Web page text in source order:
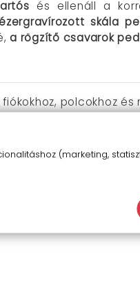
és ellenáll a
skála
a rögzítő csavarok
polcokhoz és
sarkok
(marketing,